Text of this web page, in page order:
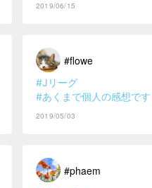
2019/06/15
#flowe
#Jリーグ
#あくまで個人の感想です
2019/05/03
#phaem